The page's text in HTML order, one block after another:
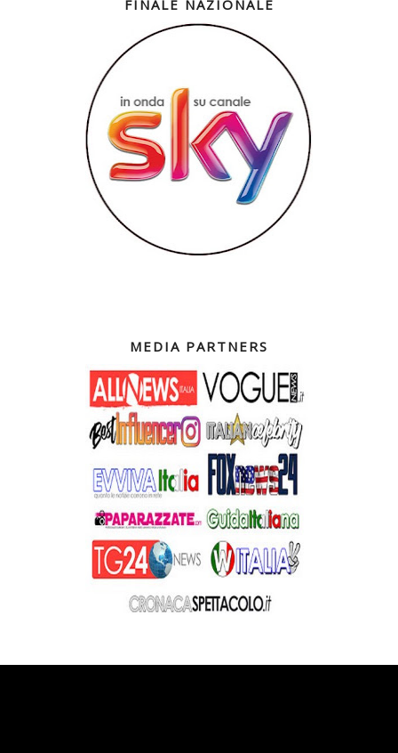
FINALE NAZIONALE
MEDIA PARTNERS